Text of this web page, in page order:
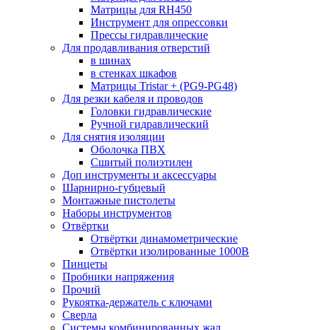
Матрицы для RH450
Инструмент для опрессовки
Прессы гидравлические
Для продавливания отверстий
в шинах
в стенках шкафов
Матрицы Tristar + (PG9-PG48)
Для резки кабеля и проводов
Головки гидравлические
Ручной гидравлический
Для снятия изоляции
Оболочка ПВХ
Сшитый полиэтилен
Доп инструменты и аксессуары
Шарнирно-губцевый
Монтажные пистолеты
Наборы инструментов
Отвёртки
Отвёртки динамометрические
Отвёртки изолированные 1000В
Пинцеты
Пробники напряжения
Прочий
Рукоятка-держатель с ключами
Сверла
Системы комбинированных жал